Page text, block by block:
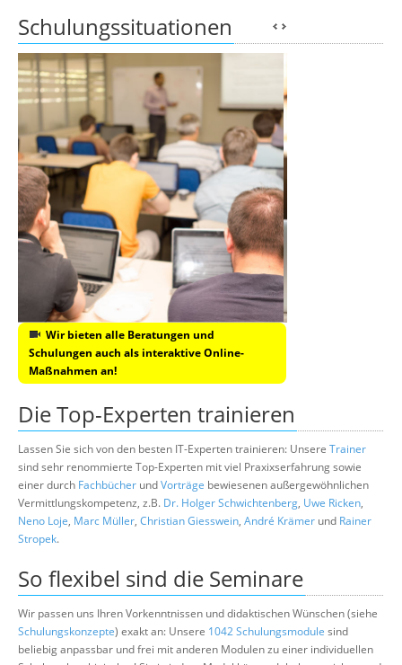
Schulungssituationen
Wir bieten alle Beratungen und
Schulungen auch als interaktive Online-
Maßnahmen an!
Die Top-Experten trainieren
Lassen Sie sich von den besten IT-Experten trainieren: Unsere Trainer
sind sehr renommierte Top-Experten mit viel Praxixserfahrung sowie
einer durch Fachbücher undVorträge bewiesenen außergewöhnlichen
Vermittlungskompetenz, z.B. Dr. Holger Schwichtenberg, Uwe Ricken,
Neno Loje, Marc Müller, Christian Giesswein, André Krämer und Rainer
Stropek.
So flexibel sind die Seminare
Wir passen uns Ihren Vorkenntnissen und didaktischen Wünschen (siehe
Schulungskonzepte) exakt an: Unsere 1042 Schulungsmodule sind
beliebig anpassbar und frei mit anderen Modulen zu einer individuellen